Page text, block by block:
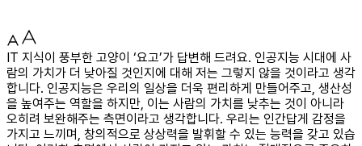
IT 지식이 풍부한 고양이 ‘요고’가 답변해 드려요. 인공지능 시대에 사
람의 가치가 더 낮아질 것인지에 대해 저는 그렇지 않을 것이라고 생각
합니다. 인공지능은 우리의 일상을 더욱 편리하게 만들어주고, 생산성
을 높여주는 역할을 하지만, 이는 사람의 가치를 낮추는 것이 아니라
오히려 보완해주는 측면이라고 생각합니다. 우리는 인간답게 감정을
가지고 느끼며, 창의적으로 상상력을 발휘할 수 있는 능력을 갖고 있습